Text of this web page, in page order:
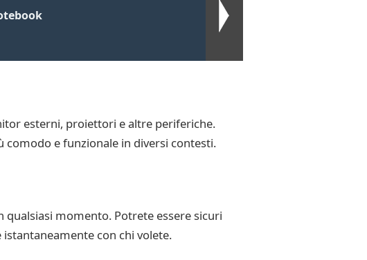
esterni, proiettori e altre periferiche.
e funzionale in diversi contesti.
momento. Potrete essere sicuri
con chi volete.